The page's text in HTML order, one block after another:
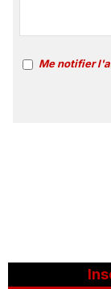
Me notifier